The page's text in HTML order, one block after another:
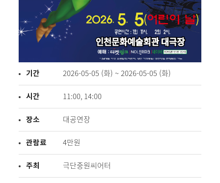
기간 2026-05-05 (화) ~ 2026-05-05 (화)
시간 11:00, 14:00
장소 대공연장
관람료 4만원
주최 극단중원씨어터